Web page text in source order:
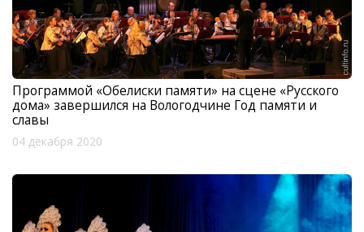
Программой «Обелиски памяти» на сцене «Русского
дома» завершился на Вологодчине Год памяти и
славы
04 декабря 2020